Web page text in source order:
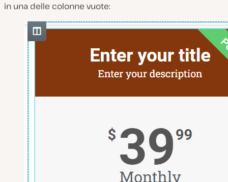
in una delle colonne vuote: